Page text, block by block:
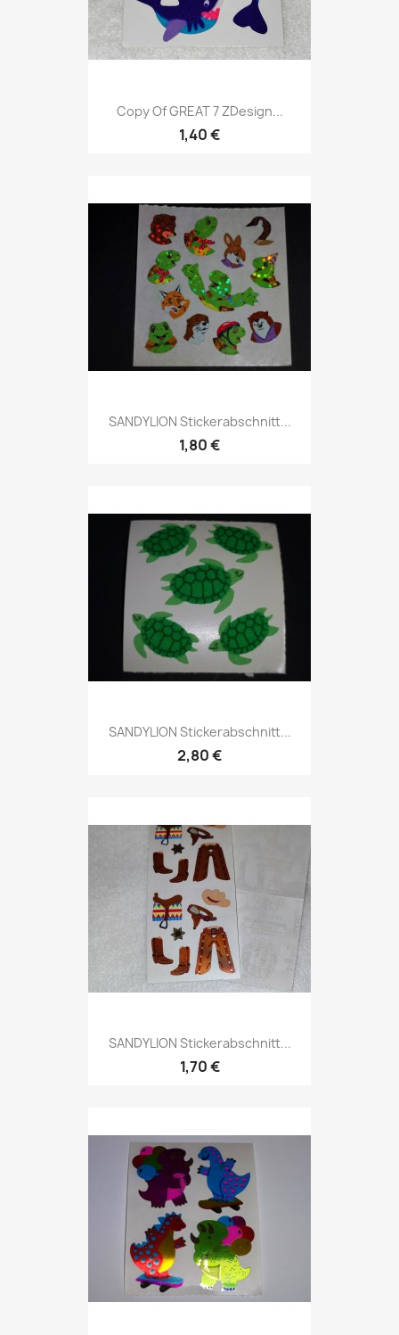
Copy Of GREAT 7 ZDesign...
1,40 €
SANDYLION Stickerabschnitt...
1,80 €
SANDYLION Stickerabschnitt...
2,80 €
SANDYLION Stickerabschnitt...
1,70 €